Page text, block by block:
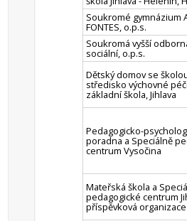
Soukromé gymnázium
FONTES, o.p.s.
Soukromá vyšší
sociální, o.p.s.
Dětský domov se
středisko výchovné
základní škola, Jihlava
Pedagogicko-
poradna a Speciálně
centrum Vysočina
Mateřská škola a
pedagogické centrum
příspěvková organizace